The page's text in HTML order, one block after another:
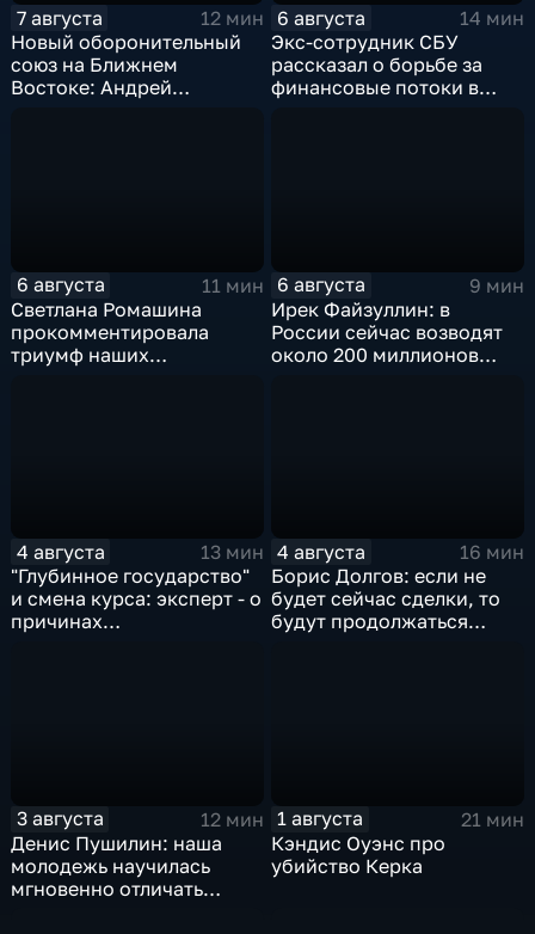
7 августа
12 мин
Новый оборонительный
союз на Ближнем
Востоке: Андрей
6 августа
14 мин
Экс-сотрудник СБУ
рассказал о борьбе за
финансовые потоки в
6 августа
11 мин
Светлана Ромашина
прокомментировала
триумф наших
6 августа
9 мин
Ирек Файзуллин: в
России сейчас возводят
около 200 миллионов
4 августа
13 мин
"Глубинное государство"
и смена курса: эксперт - о
причинах
4 августа
16 мин
Борис Долгов: если не
будет сейчас сделки, то
будут продолжаться
3 августа
12 мин
Денис Пушилин: наша
молодежь научилась
мгновенно отличать
1 августа
21 мин
Кэндис Оуэнс про
убийство Керка